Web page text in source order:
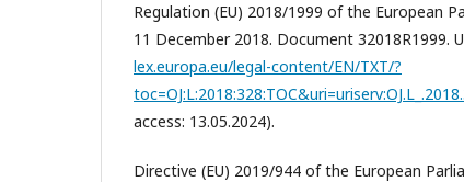
Regulation (EU) 2018/1999 of the European
11 December 2018. Document 32018R1999.
lex.europa.eu/legal-content/EN/TXT/?
access: 13.05.2024).
Directive (EU) 2019/944 of the European